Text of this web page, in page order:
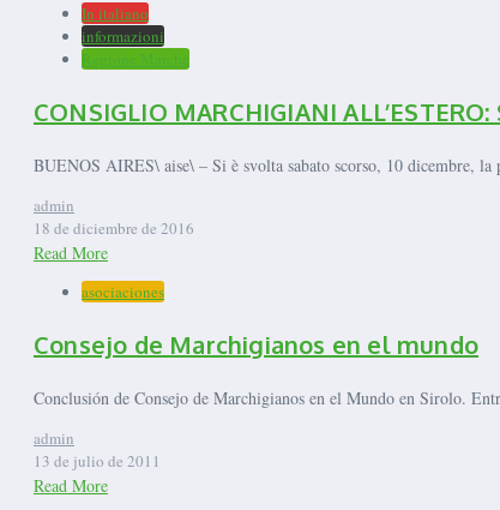
In italiano
informazioni
Regione Marche
CONSIGLIO MARCHIGIANI
BUENOS AIRES\ aise\ – Si è svolta sabato scorso, 10 dicembre,
admin
18 de diciembre de 2016
Read More
asociaciones
Consejo de Marchigianos en el mundo
Conclusión de Consejo de Marchigianos en el Mundo en Sirolo.
admin
13 de julio de 2011
Read More